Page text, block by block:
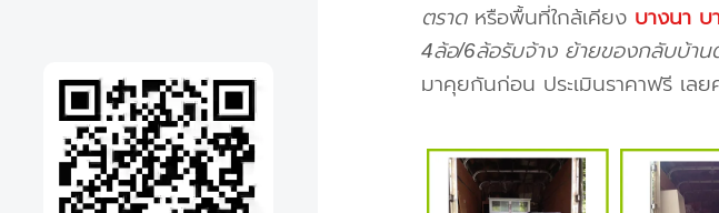
ตราดหรือพื้นที่ใกล้เคียง บางนา บ
4ล้อ/6ล้อรับจ้าง ย้ายของกลับบ้าน
มาคุยกันก่อน ประเมินราคาฟรี เลย